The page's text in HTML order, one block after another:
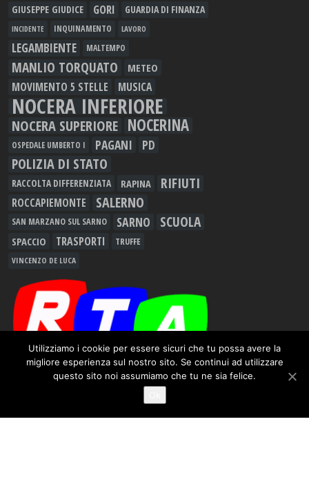
GIUSEPPE GIUDICE GORI GUARDIA DI FINANZA
INCIDENTE INQUINAMENTO LAVORO
LEGAMBIENTE MALTEMPO
MANLIO TORQUATO METEO
MOVIMENTO 5 STELLE MUSICA
NOCERA INFERIORE
NOCERA SUPERIORE NOCERINA
OSPEDALE UMBERTO I PAGANI PD
POLIZIA DI STATO
RACCOLTA DIFFERENZIATA RAPINA RIFIUTI
ROCCAPIEMONTE SALERNO
SAN MARZANO SUL SARNO SARNO SCUOLA
SPACCIO TRASPORTI TRUFFE
VINCENZO DE LUCA
Redazione
Utilizziamo i cookie per essere sicuri che tu possa avere la
migliore esperienza sul nostro sito. Se continui ad utilizzare
questo sito noi assumiamo che tu ne sia felice.